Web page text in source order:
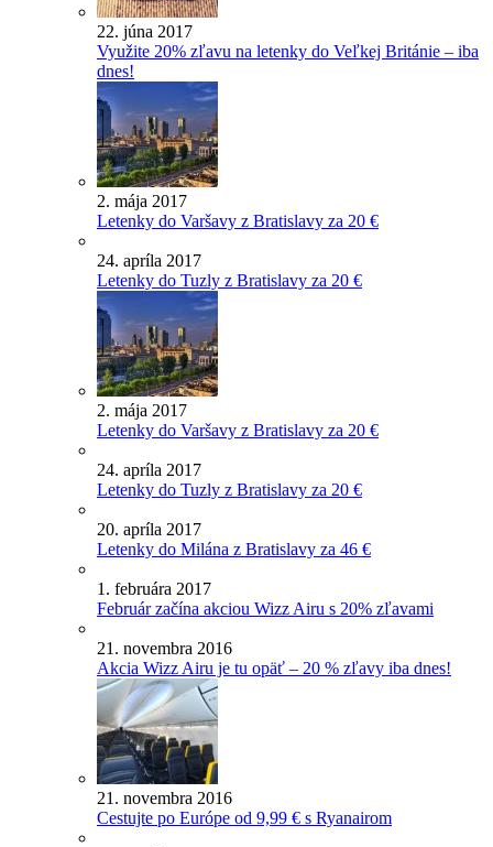
22. júna 2017
Využite 20% zľavu na letenky do Veľkej Británie – iba
dnes!
2. mája 2017
Letenky do Varšavy z Bratislavy za 20 €
24. apríla 2017
Letenky do Tuzly z Bratislavy za 20 €
2. mája 2017
Letenky do Varšavy z Bratislavy za 20 €
24. apríla 2017
Letenky do Tuzly z Bratislavy za 20 €
20. apríla 2017
Letenky do Milána z Bratislavy za 46 €
1. februára 2017
Február začína akciou Wizz Airu s 20% zľavami
21. novembra 2016
Akcia Wizz Airu je tu opäť – 20 % zľavy iba dnes!
21. novembra 2016
Cestujte po Európe od 9,99 € s Ryanairom